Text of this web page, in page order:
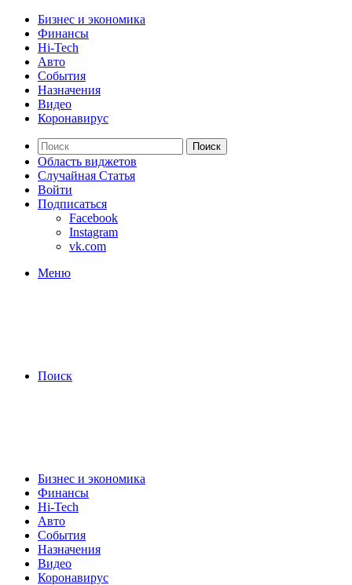
Бизнес и экономика
Финансы
Hi-Tech
Авто
События
Назначения
Видео
Коронавирус
Поиск
Область виджетов
Случайная Статья
Войти
Подписаться
Facebook
Instagram
vk.com
Меню
Поиск
Бизнес и экономика
Финансы
Hi-Tech
Авто
События
Назначения
Видео
Коронавирус